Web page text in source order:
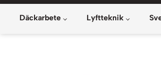
Däckarbete Lyftteknik